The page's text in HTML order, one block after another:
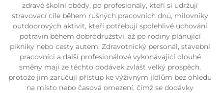
zdravé školní obědy, po profesionály, kteří si udržují
stravovací cíle během rušných pracovních dnů, milovníky
outdoorových aktivit, kteří potřebují spolehlivé uchování
potravin během dobrodružství, až po rodiny plánující
pikniky nebo cesty autem. Zdravotnický personál, stavební
pracovníci a další profesionálové vykonávající dlouhé
směny mají ze těchto dodávek zvlášť velký prospěch,
protože jim zaručují přístup ke výživným jídlům bez ohledu
na místo nebo časová omezení, čímž se dodávky